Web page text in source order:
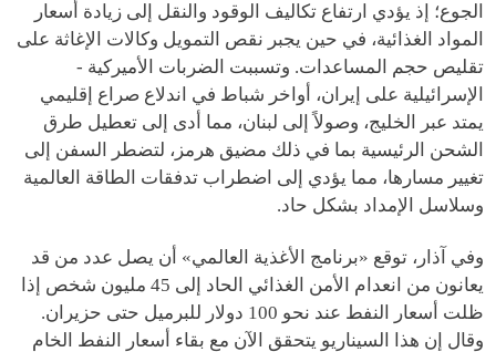
الجوع؛ إذ يؤدي ارتفاع تكاليف الوقود والنقل إلى زيادة أسعار
المواد الغذائية، في حين يجبر نقص التمويل وكالات الإغاثة على
تقليص حجم المساعدات. وتسببت الضربات الأميركية -
الإسرائيلية على إيران، أواخر شباط في اندلاع صراع إقليمي
يمتد عبر الخليج، وصولاً إلى لبنان، مما أدى إلى تعطيل طرق
الشحن الرئيسية بما في ذلك مضيق هرمز، لتضطر السفن إلى
تغيير مسارها، مما يؤدي إلى اضطراب تدفقات الطاقة العالمية
وسلاسل الإمداد بشكل حاد.
وفي آذار، توقع «برنامج الأغذية العالمي» أن يصل عدد من قد
يعانون من انعدام الأمن الغذائي الحاد إلى 45 مليون شخص إذا
ظلت أسعار النفط عند نحو 100 دولار للبرميل حتى حزيران.
وقال إن هذا السيناريو يتحقق الآن مع بقاء أسعار النفط الخام